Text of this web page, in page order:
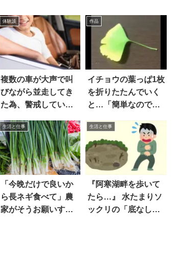
体験談
複数の車が大声で叫
びながら並走してき
た為、警戒していた
作品
イチョウの葉っぱ1枚
を折りたたんでいく
と…「簡単なのでぜ
生活と仕事
「今晩だけで良いか
ら長ネギ食べて」農
家がそうお願いする
生活と仕事
『阿寒湖畔を歩いて
たら…』 水たまりソ
ックリの「底なし